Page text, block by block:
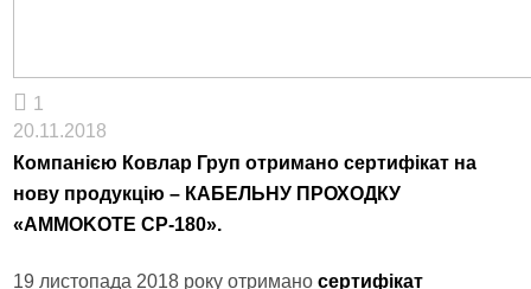
1
20.11.2018
Компанією Ковлар Груп отримано сертифікат на
нову продукцію – КАБЕЛЬНУ ПРОХОДКУ
«AMMOKOTE СР-180».
19 листопада 2018 року отриманосертифікат